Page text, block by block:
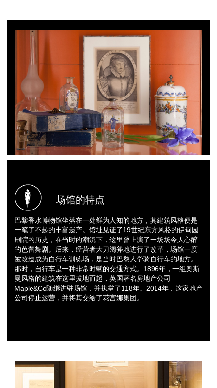
场馆的特点
巴黎香水博物馆坐落在一处鲜为人知的地方，其建筑风格便是
一笔了不起的丰富遗产。馆址见证了19世纪东方风格的伊甸园
剧院的历史，在当时的潮流下，这里曾上演了一场场令人心醉
的芭蕾舞剧。后来，经营者大刀阔斧地进行了改革，场馆一度
被改造成为自行车训练场，是当时巴黎人学骑自行车的地方。
那时，自行车是一种非常时髦的交通方式。1896年，一组奥斯
曼风格的建筑在这里拔地而起，英国著名房地产公司
Maple&Co随继进驻场馆，并执掌了118年。2014年，这家地产
公司停止运营，并将其交给了花宫娜集团。